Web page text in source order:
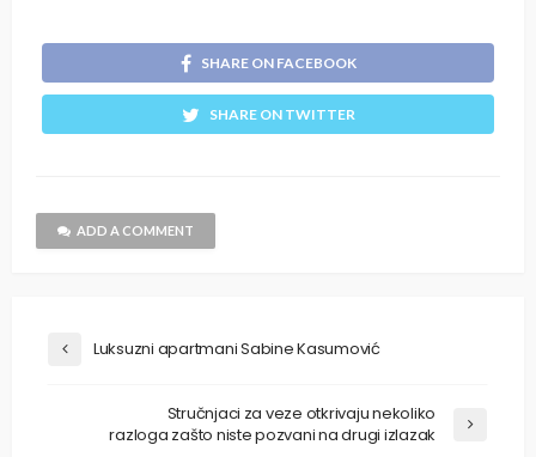
SHARE ON FACEBOOK
SHARE ON TWITTER
ADD A COMMENT
Luksuzni apartmani Sabine Kasumović
Stručnjaci za veze otkrivaju nekoliko
razloga zašto niste pozvani na drugi izlazak